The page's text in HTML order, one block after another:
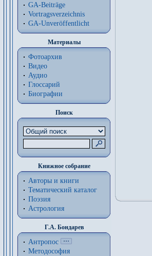
GA-Beiträge
Vortragsverzeichnis
GA-Unveröffentlicht
Материалы
Фотоархив
Видео
Аудио
Глоссарий
Биографии
Поиск
Книжное собрание
Авторы и книги
Тематический каталог
Поэзия
Астрология
Г.А. Бондарев
Антропос
Методософия